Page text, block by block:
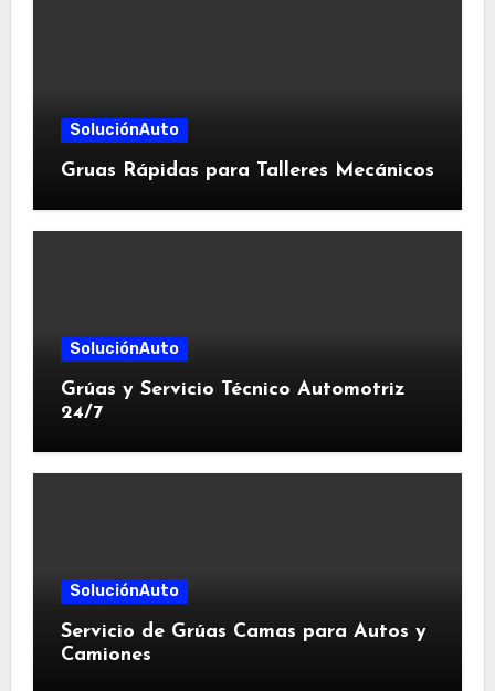
SoluciónAuto
Gruas Rápidas para Talleres Mecánicos
SoluciónAuto
Grúas y Servicio Técnico Automotriz
24/7
SoluciónAuto
Servicio de Grúas Camas para Autos y
Camiones